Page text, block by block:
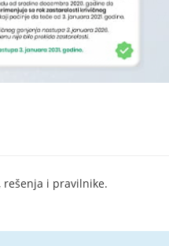
i pravilnike.